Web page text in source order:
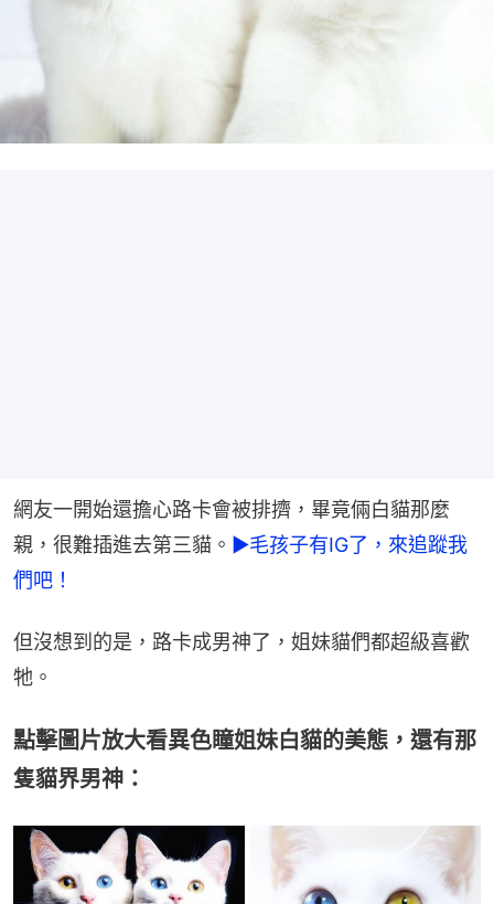
網友一開始還擔心路卡會被排擠，畢竟倆白貓那麼
親，很難插進去第三貓。 ►毛孩子有IG了，來追蹤我
們吧！
但沒想到的是，路卡成男神了，姐妹貓們都超級喜歡
牠。
點擊圖片放大看異色瞳姐妹白貓的美態，還有那
隻貓界男神：